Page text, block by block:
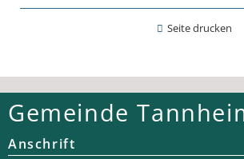
Seite drucken
Gemeinde
Anschrift